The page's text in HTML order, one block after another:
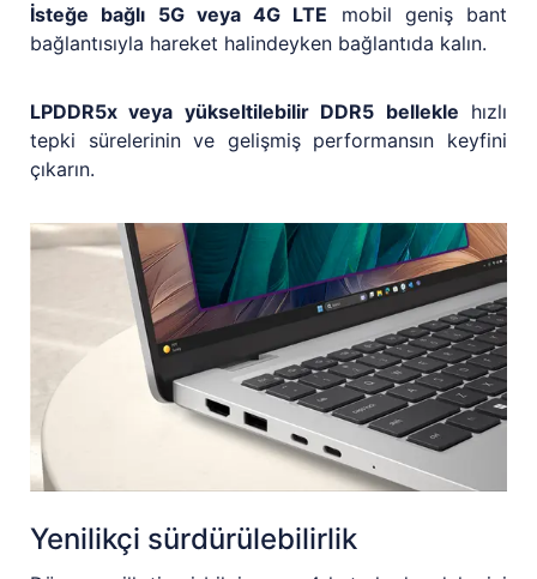
İsteğe bağlı 5G veya 4G LTE mobil geniş bant
bağlantısıyla hareket halindeyken bağlantıda kalın.
LPDDR5x veya yükseltilebilir DDR5 bellekle hızlı
tepki sürelerinin ve gelişmiş performansın keyfini
çıkarın.
Yenilikçi sürdürülebilirlik